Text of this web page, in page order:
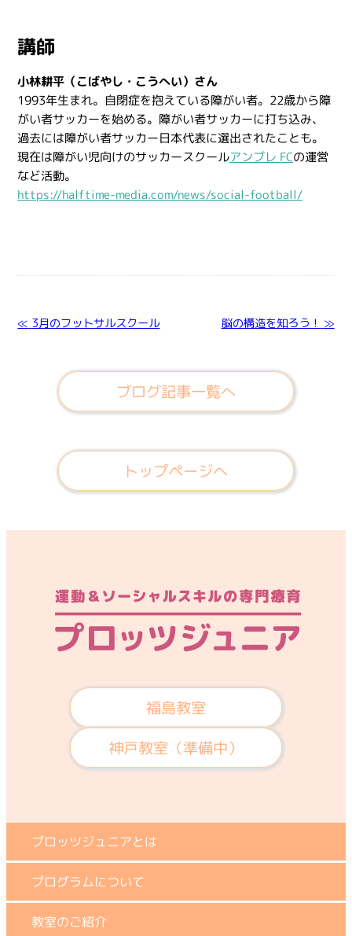
講師
小林耕平（こばやし・こうへい）さん
1993年生まれ。自閉症を抱えている障がい者。22歳から障
がい者サッカーを始める。障がい者サッカーに打ち込み、
過去には障がい者サッカー日本代表に選出されたことも。
現在は障がい児向けのサッカースクールアンブレ FCの運営
など活動。
https://halftime-media.com/news/social-football/
≪ 3月のフットサルスクール 脳の構造を知ろう！ ≫
ブログ記事一覧へ
トップページへ
福島教室
神戸教室（準備中）
プロッツジュニアとは
プログラムについて
教室のご紹介